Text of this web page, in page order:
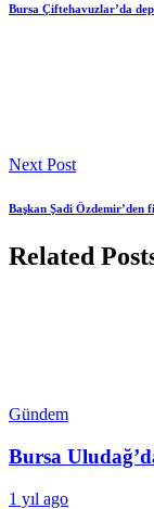
Bursa Çiftehavuzlar’da
Next Post
Başkan Şadi Özdemir’den
Related
Gündem
Bursa
1 yıl ago